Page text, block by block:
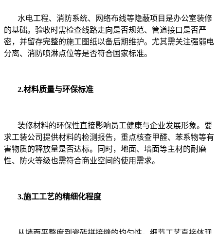
水电工程、消防系统、网络布线等隐蔽项目是办公室装修
的基础。验收时需检查线路走向是否规范、管道接口是否严
密，并留存完整的施工图纸以备后期维护。尤其需关注强弱电
分离、消防喷淋点位等是否符合国家标准。
2.材料质量与环保标准
装修材料的环保性直接影响员工健康与企业发展形象。要
求工装公司提供材料的检测报告，重点核查甲醛、苯系物等有
害物质的释放量是否达标。同时，地面、墙面等主材的耐磨
性、防火等级也需符合商业空间的使用需求。
3.施工工艺的精细化程度